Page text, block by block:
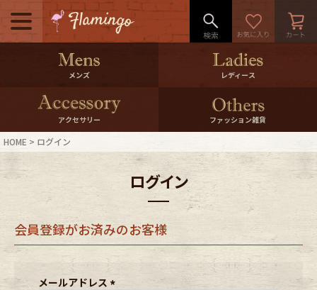
メニュー
500pt＆10％Offクーポンプレゼン
ト
10％0ffクーポンプレゼント
ログイン・会員登録 LINE ID連携
マイページ
ご利用ガイド International Shipping
店舗紹介 特集一覧
メンズ レディース
アクセサリー ファッション雑貨
HOME ログイン
ログイン
会員登録がお済みのお客様
メールアドレス